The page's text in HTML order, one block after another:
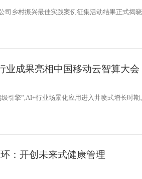
司乡村振兴最佳实践案例征集活动结果正式揭
业成果亮相中国移动云智算大会
引擎”,AI+行业场景化应用进入井喷式增长时
：开创未来式健康管理